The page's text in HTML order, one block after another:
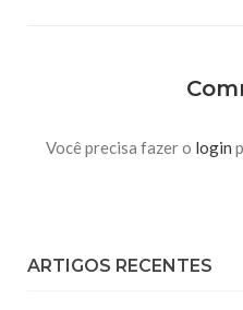
Você precisa fazer o login
ARTIGOS RECENTES